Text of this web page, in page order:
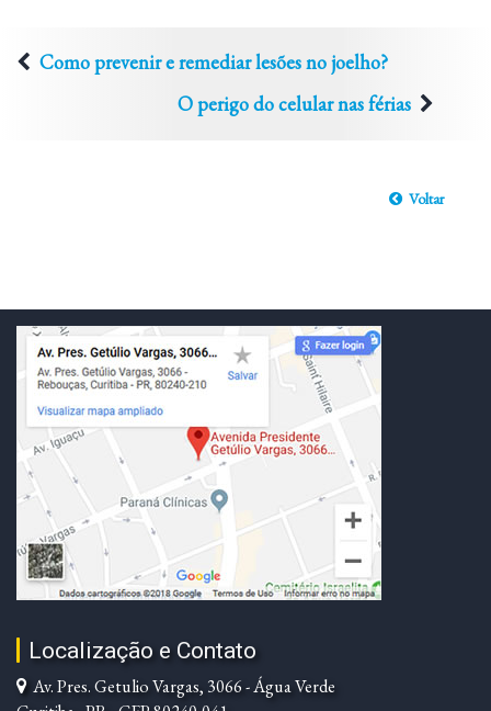
Como prevenir e remediar lesões no joelho?
O perigo do celular nas férias
Voltar
Localização e Contato
Av. Pres. Getulio Vargas, 3066 - Água Verde